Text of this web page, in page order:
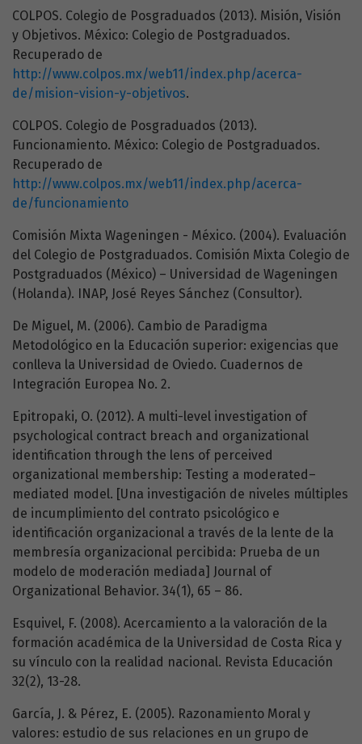
COLPOS. Colegio de Posgraduados (2013). Misión, Visión
y Objetivos. México: Colegio de Postgraduados.
Recuperado de
http://www.colpos.mx/web11/index.php/acerca-
de/mision-vision-y-objetivos.
COLPOS. Colegio de Posgraduados (2013).
Funcionamiento. México: Colegio de Postgraduados.
Recuperado de
http://www.colpos.mx/web11/index.php/acerca-
de/funcionamiento
Comisión Mixta Wageningen - México. (2004). Evaluación
del Colegio de Postgraduados. Comisión Mixta Colegio de
Postgraduados (México) – Universidad de Wageningen
(Holanda). INAP, José Reyes Sánchez (Consultor).
De Miguel, M. (2006). Cambio de Paradigma
Metodológico en la Educación superior: exigencias que
conlleva la Universidad de Oviedo. Cuadernos de
Integración Europea No. 2.
Epitropaki, O. (2012). A multi-level investigation of
psychological contract breach and organizational
identification through the lens of perceived
organizational membership: Testing a moderated–
mediated model. [Una investigación de niveles múltiples
de incumplimiento del contrato psicológico e
identificación organizacional a través de la lente de la
membresía organizacional percibida: Prueba de un
modelo de moderación mediada] Journal of
Organizational Behavior. 34(1), 65 – 86.
Esquivel, F. (2008). Acercamiento a la valoración de la
formación académica de la Universidad de Costa Rica y
su vínculo con la realidad nacional. Revista Educación
32(2), 13-28.
García, J. & Pérez, E. (2005). Razonamiento Moral y
valores: estudio de sus relaciones en un grupo de